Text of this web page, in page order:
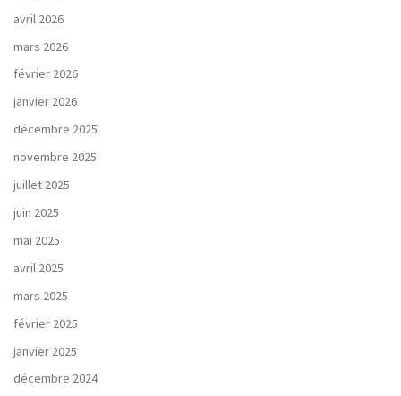
avril 2026
mars 2026
février 2026
janvier 2026
décembre 2025
novembre 2025
juillet 2025
juin 2025
mai 2025
avril 2025
mars 2025
février 2025
janvier 2025
décembre 2024